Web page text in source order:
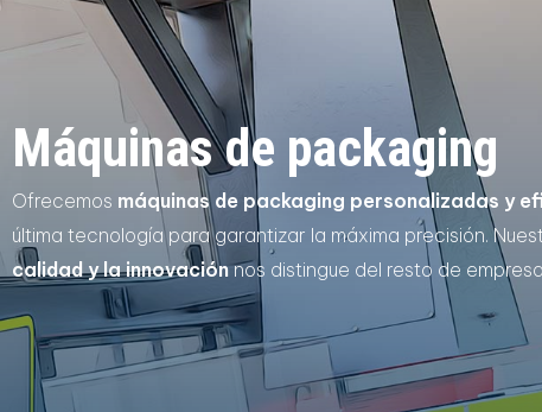
Máquinas de packaging
Ofrecemos máquinas de packaging personalizadas y
última tecnología para garantizar la máxima precisión.
calidad y la innovaciónnos distingue del resto de